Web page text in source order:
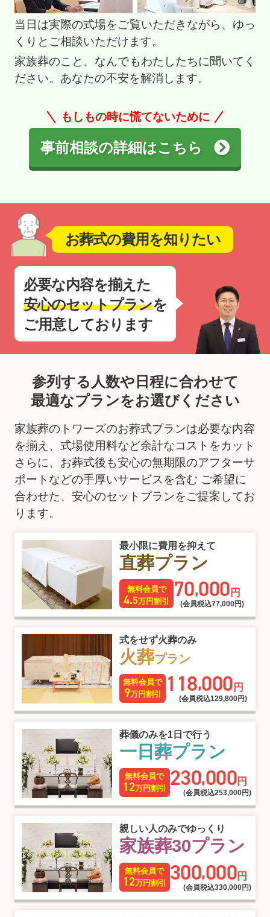
当日は実際の式場をご覧いただきながら、ゆっ
くりとご相談いただけます。
家族葬のこと、なんでもわたしたちに聞いてく
ださい。あなたの不安を解消します。
もしもの時に慌てないために
事前相談の詳細はこちら
お葬式の費用を知りたい
必要な内容を揃えた
安心のセットプランを
ご用意しております
参列する人数や日程に合わせて
最適なプランをお選びください
家族葬のトワーズのお葬式プランは必要な内容
を揃え、式場使用料など余計なコストをカット
さらに、お葬式後も安心の無期限のアフターサ
ポートなどの手厚いサービスを含む ご希望に
合わせた、安心のセットプランをご提案してお
ります。
最小限に費用を抑えて
直葬プラン
無料会員で
4.5万円割引 70,000円
(会員税込77,000円)
式をせず火葬のみ
火葬プラン
無料会員で
9万円割引 118,000円
(会員税込129,800円)
葬儀のみを1日で行う
一日葬プラン
無料会員で
12万円割引 230,000円
(会員税込253,000円)
親しい人のみでゆっくり
家族葬30プラン
無料会員で
12万円割引 300,000円
(会員税込330,000円)